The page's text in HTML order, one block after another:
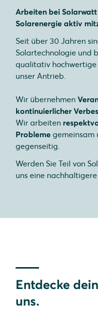
Arbeiten bei
Solarenergie aktiv
Seit über 30 Jahren
Solartechnologie und
qualitativ hochwertige
unser Antrieb.
Wir übernehmen
kontinuierlicher
Wir arbeiten
Probleme gemeinsam
gegenseitig.
Werden Sie Teil von
uns eine nachhaltigere
Entdecke
uns.